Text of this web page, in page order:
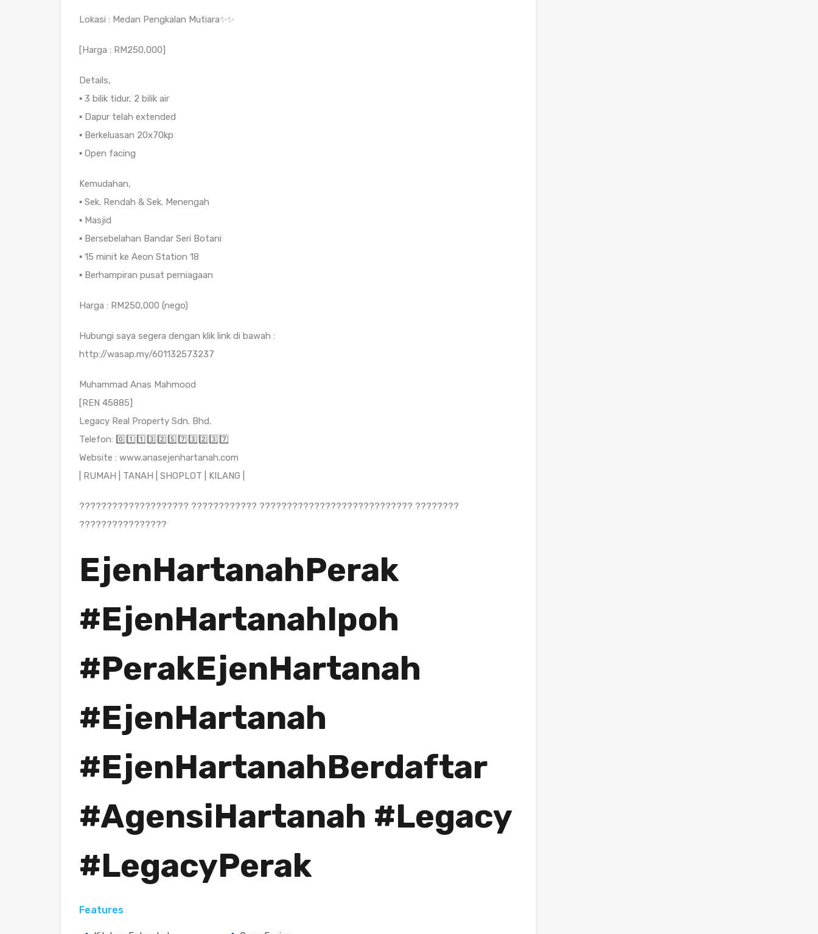
Lokasi : Medan Pengkalan Mutiara✨✨
[Harga : RM250,000]
Details,
▪️ 3 bilik tidur, 2 bilik air
▪️ Dapur telah extended
▪️ Berkeluasan 20x70kp
▪️ Open facing
Kemudahan,
▪️ Sek. Rendah & Sek. Menengah
▪️ Masjid
▪️ Bersebelahan Bandar Seri Botani
▪️ 15 minit ke Aeon Station 18
▪️ Berhampiran pusat perniagaan
Harga : RM250,000 (nego)
Hubungi saya segera dengan klik link di bawah :
http://wasap.my/601132573237
Muhammad Anas Mahmood
[REN 45885]
Legacy Real Property Sdn. Bhd.
Telefon: 0️⃣1️⃣1️⃣3️⃣2️⃣5️⃣7️⃣3️⃣2️⃣3️⃣7️⃣
Website : www.anasejenhartanah.com
| RUMAH | TANAH | SHOPLOT | KILANG |
???????????????????? ???????????? ???????????????????????????? ????????
????????????????
EjenHartanahPerak
#EjenHartanahIpoh
#PerakEjenHartanah
#EjenHartanah
#EjenHartanahBerdaftar
#AgensiHartanah #Legacy
#LegacyPerak
Features